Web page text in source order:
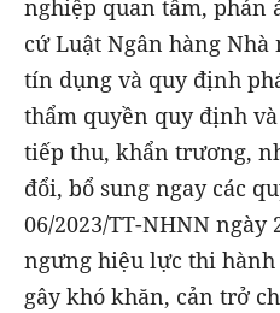
nghiệp quan tâm, phản
cứ Luật Ngân hàng Nhà
tín dụng và quy định
thẩm quyền quy định
tiếp thu, khẩn trương,
đổi, bổ sung ngay các
06/2023/TT-NHNN ngày
ngưng hiệu lực thi
gây khó khăn, cản trở